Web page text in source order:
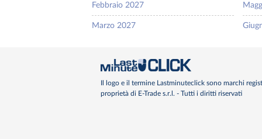
Febbraio 2027
Marzo 2027
Il logo e il termine Lastminuteclick sono marchi
proprietà di E-Trade s.r.l. - Tutti i diritti riservati